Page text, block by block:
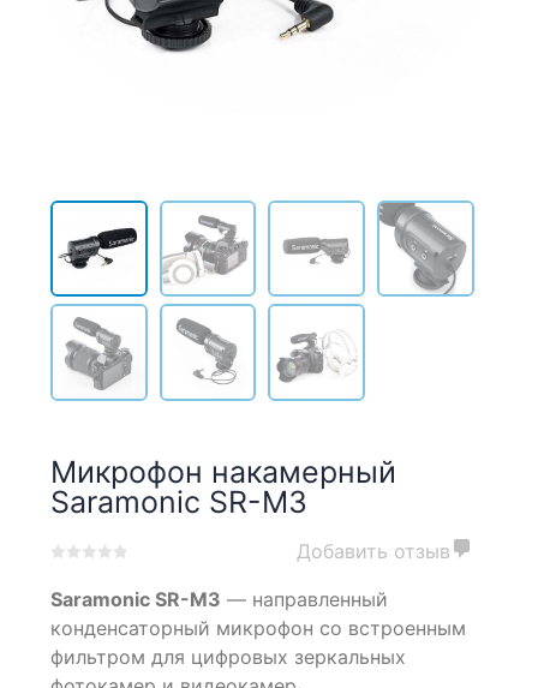
Микрофон накамерный
Saramonic SR-M3
out
based
on
Добавить отзыв
Saramonic SR-M3 — направленный
конденсаторный микрофон со встроенным
фильтром для цифровых зеркальных